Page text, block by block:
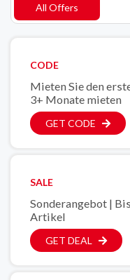
All Offers
CODE
Mieten Sie den
3+ Monate mieten
GET CODE
SALE
Sonderangebot |
Artikel
GET DEAL